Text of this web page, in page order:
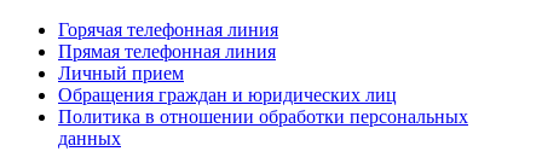
Горячая телефонная линия
Прямая телефонная линия
Личный прием
Обращения граждан и юридических лиц
Политика в отношении обработки персональных
данных